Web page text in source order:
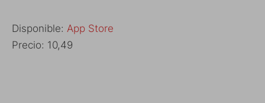
Disponible: App Store
Precio: 10,49